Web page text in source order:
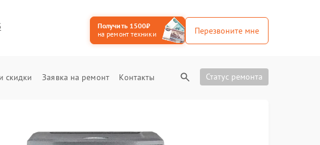
Получить 1500₽
на ремонт техники
Перезвоните мне
скидки Заявка на ремонт Контакты Статус ремонта